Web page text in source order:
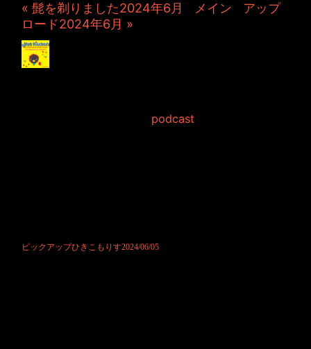
« 髭を剃りました2024年6月 メイン
アップ
ロード2024年6月 »
podcast
ピックアップひきこもりす2024/06/05